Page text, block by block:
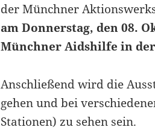
der Münchner
am Donnerstag, den 08.
Münchner Aidshilfe in
Anschließend wird die
gehen und bei
Stationen) zu sehen sein.